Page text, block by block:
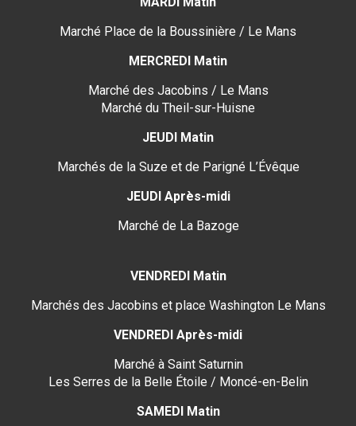
Marché Place de la Boussinière / Le Mans
MERCREDI Matin
Marché des Jacobins / Le Mans
Marché du Theil-sur-Huisne
JEUDI Matin
Marchés de la Suze et de Parigné L’Évêque
JEUDI Après-midi
Marché de La Bazoge
VENDREDI Matin
Marchés des Jacobins et place Washington Le Mans
VENDREDI Après-midi
Marché à Saint Saturnin
Les Serres de la Belle Étoile / Moncé-en-Belin
SAMEDI Matin